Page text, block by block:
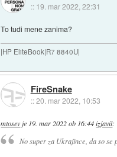
:: 19. mar 2022, 22:31
To tudi mene zanima?
|HP EliteBook|R7 8840U|
FireSnake
::20. mar 2022, 10:53
mtosev je 19. mar 2022 ob 16:44 izjavil:
No super za Ukrajince, da so se